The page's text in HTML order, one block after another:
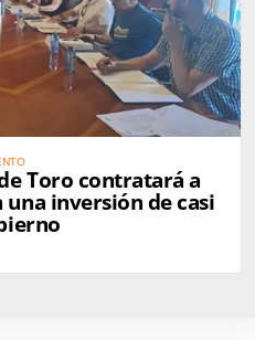
Toro contratará a
una inversión de casi